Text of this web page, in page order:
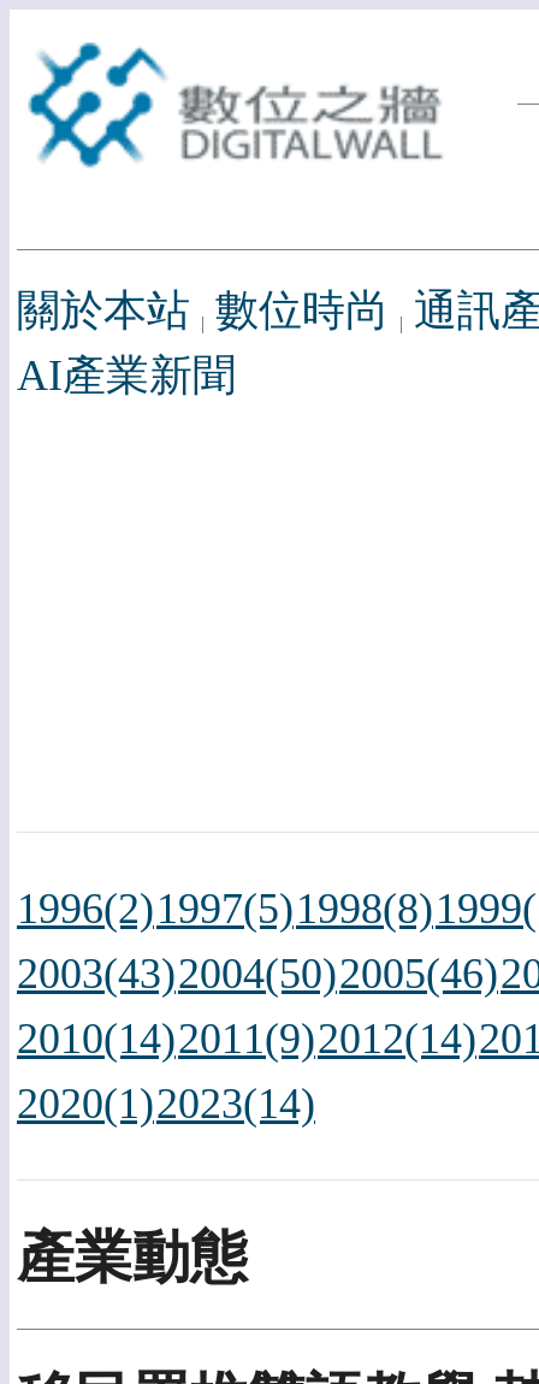
關於本站 數位時尚
通訊
AI產業新聞
1996(2)1997(5)1998(8)
2003(43)2004(50)2005(46)
2010(14)2011(9)2012(14)
2020(1)2023(14)
產業動態